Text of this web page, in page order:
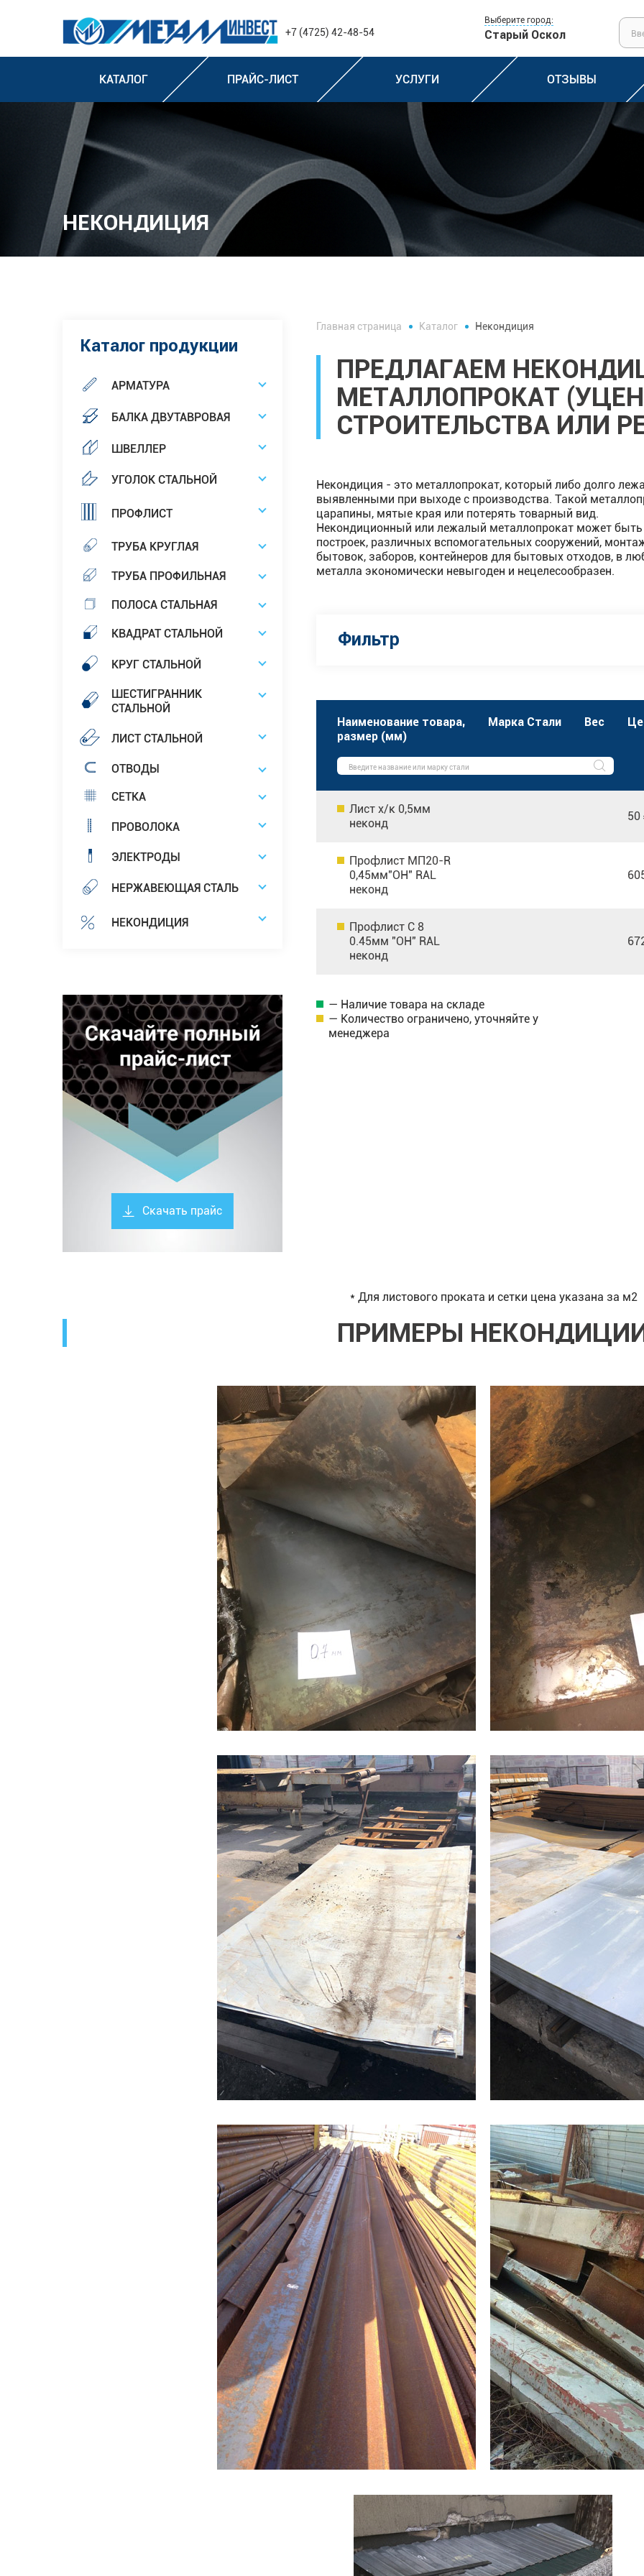
+7 (4725) 42-48-54
Выберите город:
Старый Оскол
КАТАЛОГ ПРАЙС-ЛИСТ УСЛУГИ ОТЗЫВЫ
НЕКОНДИЦИЯ
Каталог продукции
АРМАТУРА
БАЛКА ДВУТАВРОВАЯ
ШВЕЛЛЕР
УГОЛОК СТАЛЬНОЙ
ПРОФЛИСТ
ТРУБА КРУГЛАЯ
ТРУБА ПРОФИЛЬНАЯ
ПОЛОСА СТАЛЬНАЯ
КВАДРАТ СТАЛЬНОЙ
КРУГ СТАЛЬНОЙ
ШЕСТИГРАННИК
СТАЛЬНОЙ
ЛИСТ СТАЛЬНОЙ
ОТВОДЫ
СЕТКА
ПРОВОЛОКА
ЭЛЕКТРОДЫ
НЕРЖАВЕЮЩАЯ СТАЛЬ
НЕКОНДИЦИЯ
Скачать прайс
Главная страница Каталог Некондиция
ПРЕДЛАГАЕМ
МЕТАЛЛОПРОКАТ
СТРОИТЕЛЬСТВА ИЛИ
Некондиция - это металлопрокат, который либо долго
выявленными при выходе с производства. Такой
царапины, мятые края или потерять товарный вид.
Некондиционный или лежалый металлопрокат может
построек, различных вспомогательных сооружений,
бытовок, заборов, контейнеров для бытовых отходов, в
металла экономически невыгоден и нецелесообразен.
Фильтр
Наименование товара,
размер (мм)
Марка Стали Вес
Лист х/к 0,5мм
неконд
50
Профлист МП20-R
0,45мм"ОН" RAL
неконд
Профлист С 8
0.45мм "ОН" RAL
неконд
— Наличие товара на складе
— Количество ограничено, уточняйте у
менеджера
* Для листового проката и сетки цена указана за м2
ПРИМЕРЫ